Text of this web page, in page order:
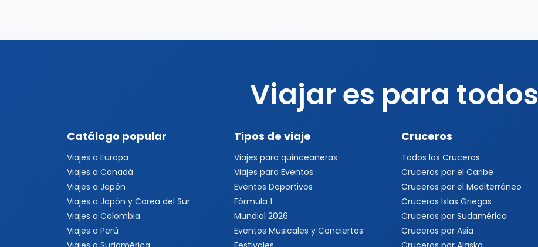
Viajar es para todos
Catálogo popular
Viajes a Europa
Viajes a Canadá
Viajes a Japón
Viajes a Japón y Corea del Sur
Viajes a Colombia
Viajes a Perú
Tipos de viaje
Viajes para quinceaneras
Viajes para Eventos
Eventos Deportivos
Fórmula 1
Mundial 2026
Eventos Musicales y Conciertos
Cruceros
Todos los Cruceros
Cruceros por el Caribe
Cruceros por el Mediterráneo
Cruceros Islas Griegas
Cruceros por Sudamérica
Cruceros por Asia